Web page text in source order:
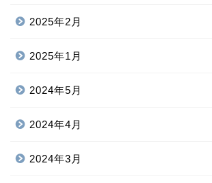
2025年2月
2025年1月
2024年5月
2024年4月
2024年3月